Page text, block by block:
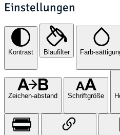
Einstellungen
Kontrast Blaufilter Farb-
Zeichen-abstand Schriftgröße